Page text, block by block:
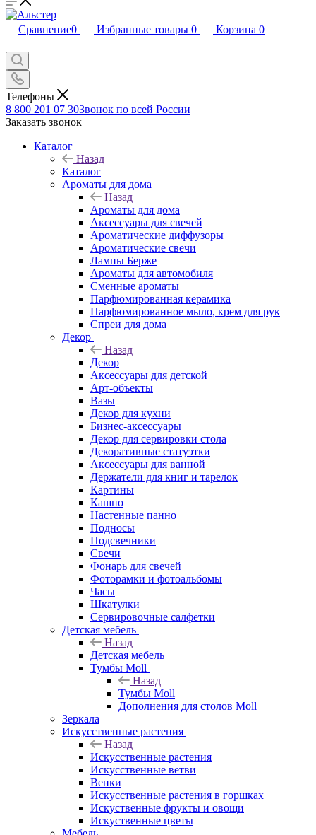
Сравнение0 Избранные товары 0 Корзина 0
Телефоны
8 800 201 07 30Звонок по всей России
Заказать звонок
Каталог
Назад
Каталог
Ароматы для дома
Назад
Ароматы для дома
Аксессуары для свечей
Ароматические диффузоры
Ароматические свечи
Лампы Берже
Ароматы для автомобиля
Сменные ароматы
Парфюмированная керамика
Парфюмированное мыло, крем для рук
Спреи для дома
Декор
Назад
Декор
Аксессуары для детской
Арт-объекты
Вазы
Декор для кухни
Бизнес-аксессуары
Декор для сервировки стола
Декоративные статуэтки
Аксессуары для ванной
Держатели для книг и тарелок
Картины
Кашпо
Настенные панно
Подносы
Подсвечники
Свечи
Фонарь для свечей
Фоторамки и фотоальбомы
Часы
Шкатулки
Сервировочные салфетки
Детская мебель
Назад
Детская мебель
Тумбы Moll
Назад
Тумбы Moll
Дополнения для столов Moll
Зеркала
Искусственные растения
Назад
Искусственные растения
Искусственные ветви
Венки
Искусственные растения в горшках
Искуственные фрукты и овощи
Искуственные цветы